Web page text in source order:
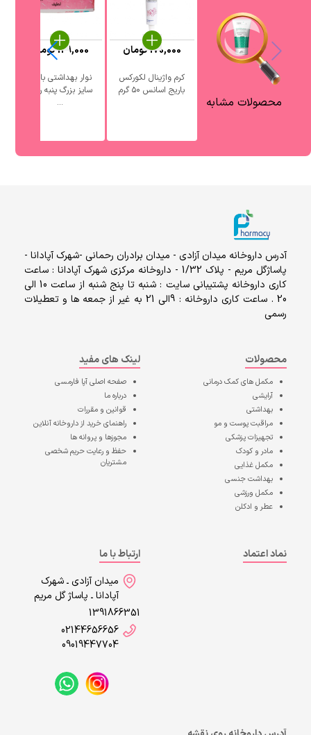
محصولات مشابه
کرم واژینال لکورکس
باریج اسانس ۵۰ گرم
170,000تومان
نوار بهداشتی بالدار
...
129,000تومان
آدرس داروخانه میدان آزادی - میدان برادران رحمانی -شهرک آپادانا -
پاساژگل مریم - پلاک 1/32 - داروخانه مرکزی شهرک آپادانا : ساعت
کاری داروخانه پشتیبانی سایت : شنبه تا پنج شنبه از ساعت 10 الی
20 . ساعت کاری داروخانه : 9الی 21 به غیر از جمعه ها و تعطیلات
رسمی
محصولات
مکمل های کمک درمانی
آرایشی
بهداشتی
مراقبت پوست و مو
تجهیزات پزشکی
مادر و کودک
مکمل غذایی
بهداشت جنسی
مکمل ورزشی
عطر و ادکلن
لینک های مفید
صفحه اصلیآپا فارمسی
درباره ما
قوانین و مقررات
راهنمای خرید از داروخانه آنلاین
مجوزها و پروانه ها
حفظ و رعایت حریم شخصی
مشتریان
نماد اعتماد
ارتباط با ما
میدان آزادی ـ شهرک
آپادانا ـ پاساژ گل مریم
1391866351
02144656656
09019447704